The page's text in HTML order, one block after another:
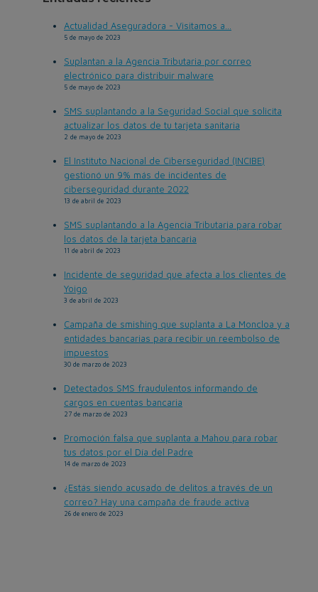
Actualidad Aseguradora - Visitamos a...
5 de mayo de 2023
Suplantan a la Agencia Tributaria por correo
electrónico para distribuir malware
5 de mayo de 2023
SMS suplantando a la Seguridad Social que solicita
actualizar los datos de tu tarjeta sanitaria
2 de mayo de 2023
El Instituto Nacional de Ciberseguridad (INCIBE)
gestionó un 9% más de incidentes de
ciberseguridad durante 2022
13 de abril de 2023
SMS suplantando a la Agencia Tributaria para robar
los datos de la tarjeta bancaria
11 de abril de 2023
Incidente de seguridad que afecta a los clientes de
Yoigo
3 de abril de 2023
Campaña de smishing que suplanta a La Moncloa y a
entidades bancarias para recibir un reembolso de
impuestos
30 de marzo de 2023
Detectados SMS fraudulentos informando de
cargos en cuentas bancaria
27 de marzo de 2023
Promoción falsa que suplanta a Mahou para robar
tus datos por el Día del Padre
14 de marzo de 2023
¿Estás siendo acusado de delitos a través de un
correo? Hay una campaña de fraude activa
26 de enero de 2023